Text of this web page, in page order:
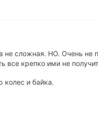
не сложная. НО. Очень
все крепко ими не
колес и байка.